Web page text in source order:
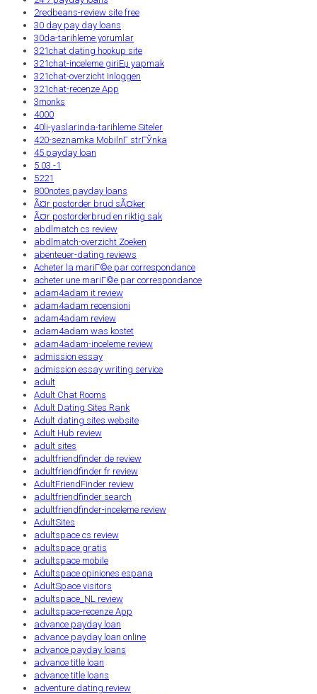
2redbeans-review site free
30 day pay day loans
30da-tarihleme yorumlar
321chat dating hookup site
321chat-inceleme giriЕџ yapmak
321chat-overzicht Inloggen
321chat-recenze App
3monks
4000
40li-yaslarinda-tarihleme Siteler
420-seznamka MobilnГ­ strГЎnka
45 payday loan
5.03 -1
5221
800notes payday loans
Ã¤r postorder brud sÃ¤ker
Ã¤r postorderbrud en riktig sak
abdlmatch cs review
abdlmatch-overzicht Zoeken
abenteuer-dating reviews
Acheter la mariГ©e par correspondance
acheter une mariГ©e par correspondance
adam4adam it review
adam4adam recensioni
adam4adam review
adam4adam was kostet
adam4adam-inceleme review
admission essay
admission essay writing service
adult
Adult Chat Rooms
Adult Dating Sites Rank
Adult dating sites website
Adult Hub review
adult sites
adultfriendfinder de review
adultfriendfinder fr review
AdultFriendFinder review
adultfriendfinder search
adultfriendfinder-inceleme review
AdultSites
adultspace cs review
adultspace gratis
adultspace mobile
Adultspace opiniones espana
AdultSpace visitors
adultspace_NL review
adultspace-recenze App
advance payday loan
advance payday loan online
advance payday loans
advance title loan
advance title loans
adventure dating review